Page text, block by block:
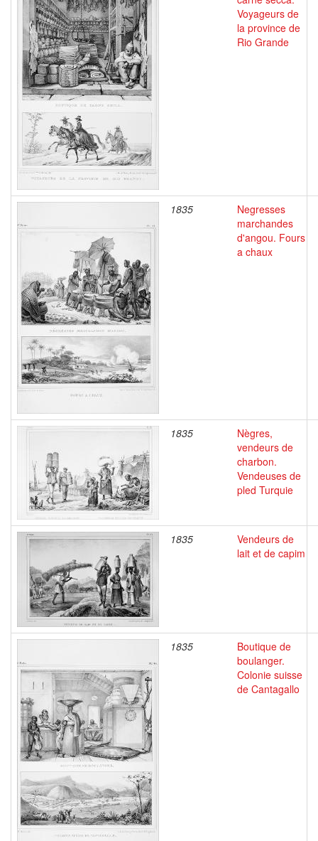
Voyageurs de
la province de
Rio Grande
1835
Negresses
marchandes
d'angou. Fours
a chaux
1835
Nègres,
vendeurs de
charbon.
Vendeuses de
pled Turquie
1835
Vendeurs de
lait et de capim
1835
Boutique de
boulanger.
Colonie suisse
de Cantagallo